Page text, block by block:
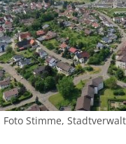
Stimme,